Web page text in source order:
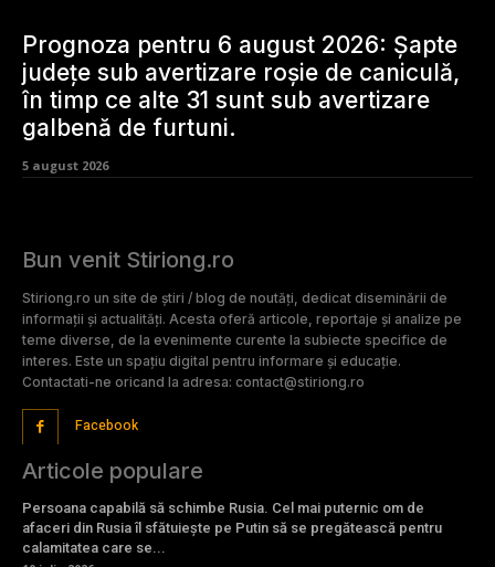
Prognoza pentru 6 august 2026: Șapte
județe sub avertizare roșie de caniculă,
în timp ce alte 31 sunt sub avertizare
galbenă de furtuni.
5 august 2026
Bun venit Stiriong.ro
Stiriong.ro un site de știri / blog de noutăți, dedicat diseminării de
informații și actualități. Acesta oferă articole, reportaje și analize pe
teme diverse, de la evenimente curente la subiecte specifice de
interes. Este un spațiu digital pentru informare și educație.
Contactati-ne oricand la adresa: contact@stiriong.ro
Facebook
Articole populare
Persoana capabilă să schimbe Rusia. Cel mai puternic om de
afaceri din Rusia îl sfătuiește pe Putin să se pregătească pentru
calamitatea care se...